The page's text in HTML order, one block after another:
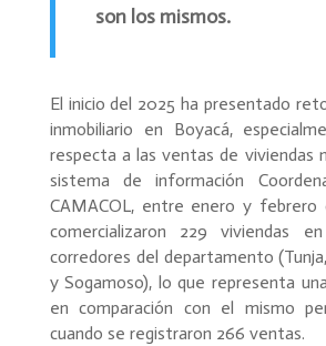
son los mismos.
El inicio del 2025 ha presentado
inmobiliario en Boyacá,
respecta a las ventas de viviendas
sistema de información
CAMACOL, entre enero y
comercializaron 229 viviendas
corredores del departamento
y Sogamoso), lo que representa
en comparación con el mismo
cuando se registraron 266 ventas.